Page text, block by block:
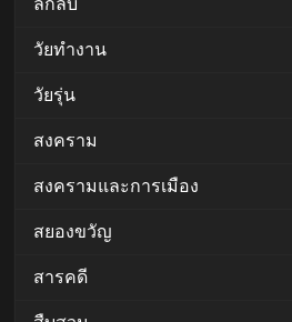
วัยทำงาน
วัยรุ่น
สงคราม
สงครามและการเมือง
สยองขวัญ
สารคดี